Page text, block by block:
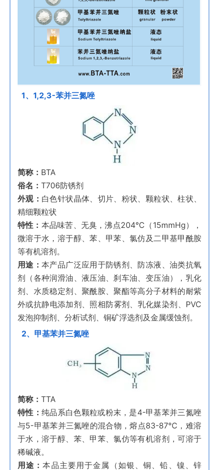
1、1,2,3-苯并三氮唑
简称： BTA
俗名： T706防锈剂
外观： 白色针状晶体、切片、粉状、颗粒状、柱状、
精细颗粒状
特性： 本品味苦、无臭，沸点204℃（15mmHg），
微溶于水，溶于醇、苯、甲苯、氯仿及二甲基甲酰胺
等有机溶剂。
用途：本产品广泛应用于防锈剂、防冻液、油类抗氧
剂（各种润滑油、液压油、刹车油、变压油），乳化
剂、水质稳定剂、聚酰胺、聚酯等高分子材料的耐紫
外或抗静电添加剂、照相防雾剂、乳化媒染剂、PVC
发泡抑制剂、分析试剂、铜矿浮选剂及金属缓蚀剂。
2、甲基苯并三氮唑
简称： TTA
特性： 纯品系白色颗粒或粉末，是4-甲基苯并三氮唑
与5-甲基苯并三氮唑的混合物，熔点83-87℃，难溶
于水，溶于醇、苯、甲苯、氯仿等有机溶剂，可溶于
稀碱液。
用途：本品主要用于金属（如银、铜、铅、镍、锌